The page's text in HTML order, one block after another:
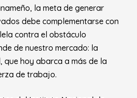
la meta de generar
debe complementarse con
contra el obstáculo
de nuestro mercado: la
que hoy abarca a más de la
de trabajo.